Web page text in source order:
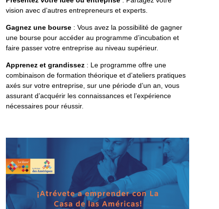
vision avec d’autres entrepreneurs et experts.
Gagnez une bourse : Vous avez la possibilité de gagner
une bourse pour accéder au programme d’incubation et
faire passer votre entreprise au niveau supérieur.
Apprenez et grandissez : Le programme offre une
combinaison de formation théorique et d’ateliers pratiques
axés sur votre entreprise, sur une période d’un an, vous
assurant d’acquérir les connaissances et l’expérience
nécessaires pour réussir.